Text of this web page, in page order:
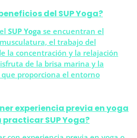
del SUP Yoga?
SUP Yoga se encuentran el
el trabajo del
la concentración y la relajación
de la brisa marina y la
proporciona el entorno
experiencia previa en yoga
SUP Yoga?